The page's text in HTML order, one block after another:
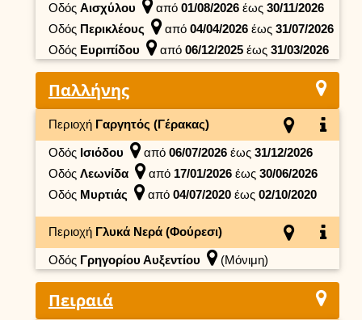
Οδός Αισχύλου από 01/08/2026 έως 30/11/2026
Οδός Περικλέους από 04/04/2026 έως 31/07/2026
Οδός Ευριπίδου από 06/12/2025 έως 31/03/2026
Παλλήνης
Περιοχή Γαργητός (Γέρακας)
Οδός Ισιόδου από 06/07/2026 έως 31/12/2026
Οδός Λεωνίδα από 17/01/2026 έως 30/06/2026
Οδός Μυρτιάς από 04/07/2020 έως 02/10/2020
Περιοχή Γλυκά Νερά (Φούρεσι)
Οδός Γρηγορίου Αυξεντίου (Μόνιμη)
Πειραιά